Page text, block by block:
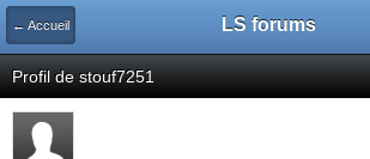
← Accueil LS forums
Profil de stouf7251